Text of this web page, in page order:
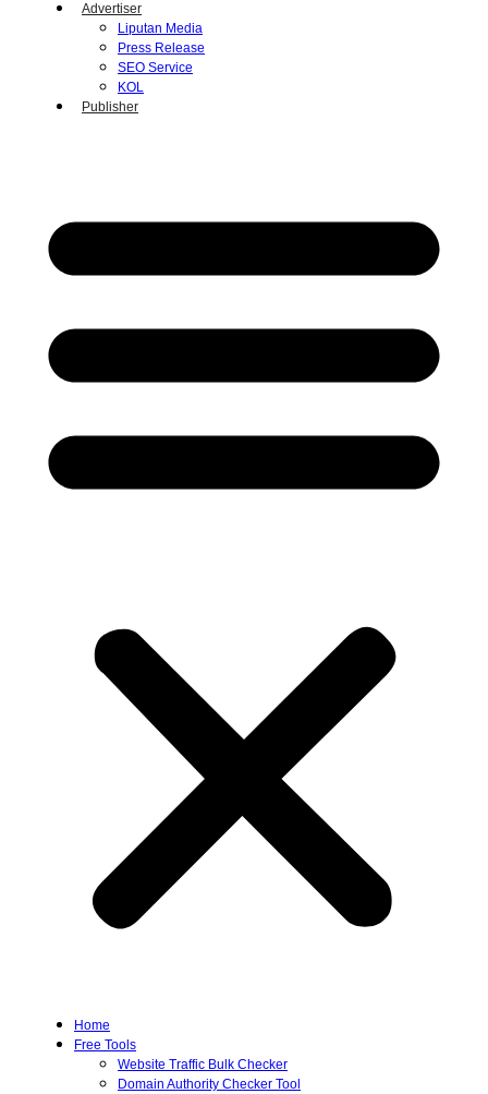
Advertiser
Liputan Media
Press Release
SEO Service
KOL
Publisher
Home
Free Tools
Website Traffic Bulk Checker
Domain Authority Checker Tool